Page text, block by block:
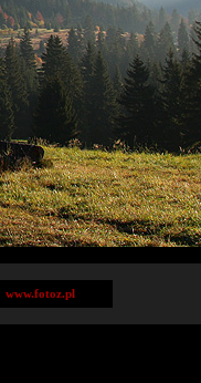
www.fotoz.pl